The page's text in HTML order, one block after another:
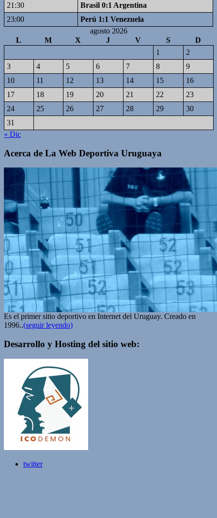
21:30
Brasil 0:1 Argentina
23:00
Perú 1:1 Venezuela
agosto 2026
L
M X J V S
D
1
2
3
4 5 6 7 8
9
10
11 12 13 14 15
16
17
18 19 20 21 22
23
24
25 26 27 28 29
30
31
« Dic
Acerca de La Web Deportiva Uruguaya
Es el primer sitio deportivo en Internet del Uruguay. Creado en
1996..(seguir leyendo)
Desarrollo y Hosting del sitio web:
twitter